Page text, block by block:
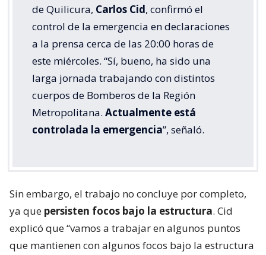
de Quilicura, Carlos Cid, confirmó el
control de la emergencia en declaraciones
a la prensa cerca de las 20:00 horas de
este miércoles. “Sí, bueno, ha sido una
larga jornada trabajando con distintos
cuerpos de Bomberos de la Región
Metropolitana. Actualmente está
controlada la emergencia”, señaló.
Sin embargo, el trabajo no concluye por completo,
ya que persisten focos bajo la estructura. Cid
explicó que “vamos a trabajar en algunos puntos
que mantienen con algunos focos bajo la estructura